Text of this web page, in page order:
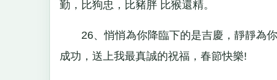
勤，比狗忠，比豬胖 比猴還精。
26、悄悄為你降臨下的是吉慶，靜靜為你
成功，送上我最真誠的祝福，春節快樂!